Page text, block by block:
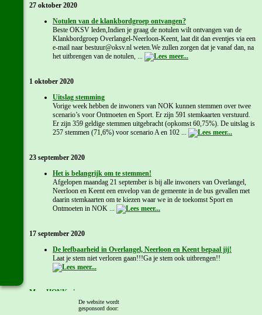
27 oktober 2020
Notulen van de klankbordgroep ontvangen?
Beste OKSV leden,Indien je graag de notulen wilt ontvangen van de
Klankbordgroep Overlangel-Neerloon-Keent, laat dit dan eventjes via een
e-mail naar bestuur@oksv.nl weten.We zullen zorgen dat je vanaf dan, na
het uitbrengen van de notulen, ...
1 oktober 2020
Uitslag stemming
Vorige week hebben de inwoners van NOK kunnen stemmen over twee
scenario’s voor Ontmoeten en Sport. Er zijn 591 stemkaarten verstuurd.
Er zijn 359 geldige stemmen uitgebracht (opkomst 60,75%). De uitslag is
257 stemmen (71,6%) voor scenario A en 102 ...
23 september 2020
Het is belangrijk om te stemmen!
Afgelopen maandag 21 september is bij alle inwoners van Overlangel,
Neerloon en Keent een envelop van de gemeente in de bus gevallen met
daarin stemkaarten om te kiezen waar we in de toekomst Sport en
Ontmoeten in NOK ...
17 september 2020
De leefbaarheid in Overlangel, Neerloon en Keent bepaal jij!
Laat je stem niet verloren gaan!!!Ga je stem ook uitbrengen!!
Meer HONK nieuws...
Schrijf je in voor denieuwsbrief
De website wordt
gesponsord door: